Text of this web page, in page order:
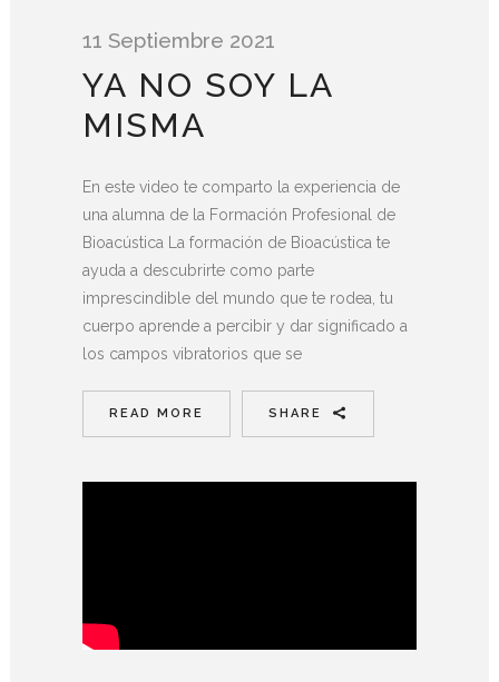
11 Septiembre 2021
YA NO SOY LA
MISMA
En este video te comparto la experiencia de
una alumna de la Formación Profesional de
Bioacústica La formación de Bioacústica te
ayuda a descubrirte como parte
imprescindible del mundo que te rodea, tu
cuerpo aprende a percibir y dar significado a
los campos vibratorios que se
READ MORE SHARE